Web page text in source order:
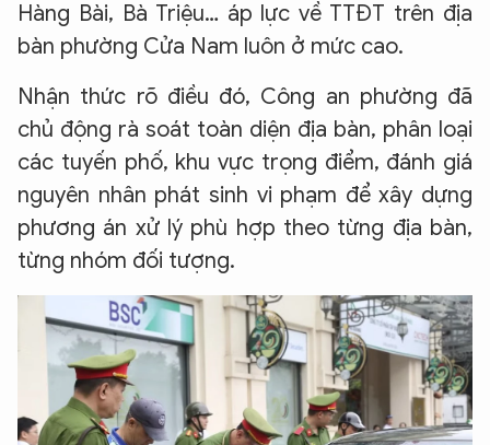
Hàng Bài, Bà Triệu… áp lực về TTĐT trên địa
bàn phường Cửa Nam luôn ở mức cao.
Nhận thức rõ điều đó, Công an phường đã
chủ động rà soát toàn diện địa bàn, phân loại
các tuyến phố, khu vực trọng điểm, đánh giá
nguyên nhân phát sinh vi phạm để xây dựng
phương án xử lý phù hợp theo từng địa bàn,
từng nhóm đối tượng.